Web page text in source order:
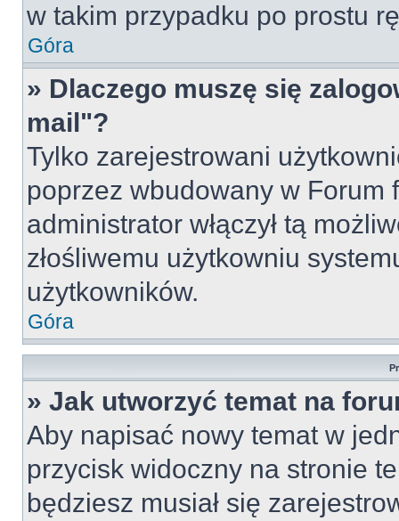
w takim przypadku po prostu
Góra
» Dlaczego muszę się
mail"?
Tylko zarejestrowani
poprzez wbudowany w Forum
administrator włączył tą
złośliwemu użytkowniu
użytkowników.
Góra
» Jak utworzyć temat na
Aby napisać nowy temat w
przycisk widoczny na stronie
będziesz musiał się